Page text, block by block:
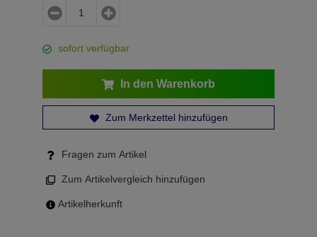
sofort verfügbar
In den Warenkorb
Zum Merkzettel hinzufügen
Fragen zum Artikel
Zum Artikelvergleich hinzufügen
Artikelherkunft